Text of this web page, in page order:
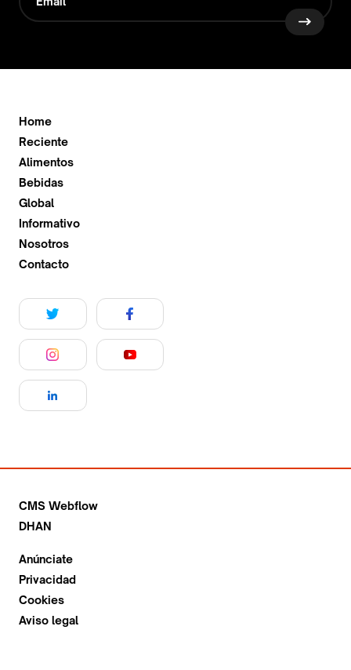
Home
Reciente
Alimentos
Bebidas
Global
Informativo
Nosotros
Contacto
CMS Webflow
DHAN
Anúnciate
Privacidad
Cookies
Aviso legal